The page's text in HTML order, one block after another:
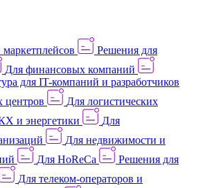
Решения для
Для финансовых компаний
для IT-компаний и разработчиков
центров
Для логистических
и энергетики
Для
Для недвижимости и
Для HoReCa
Решения для
Для телеком-операторов и